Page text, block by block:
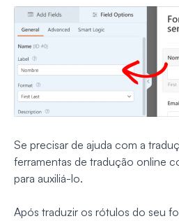
Se precisar de ajuda com a
ferramentas de tradução online
para auxiliá-lo.
Após traduzir os rótulos do seu